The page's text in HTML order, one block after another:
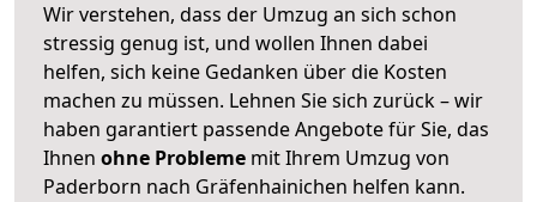
Wir verstehen, dass der Umzug an sich schon
stressig genug ist, und wollen Ihnen dabei
helfen, sich keine Gedanken über die Kosten
machen zu müssen. Lehnen Sie sich zurück – wir
haben garantiert passende Angebote für Sie, das
Ihnen ohne Probleme mit Ihrem Umzug von
Paderborn nach Gräfenhainichen helfen kann.